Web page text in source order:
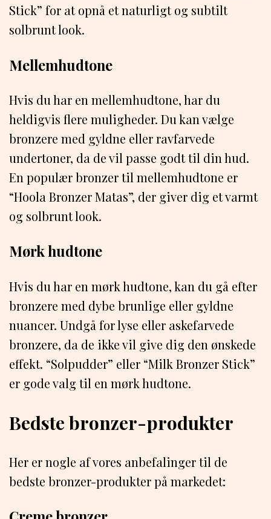
Stick” for at opnå et naturligt og subtilt
solbrunt look.
Mellemhudtone
Hvis du har en mellemhudtone, har du
heldigvis flere muligheder. Du kan vælge
bronzere med gyldne eller ravfarvede
undertoner, da de vil passe godt til din hud.
En populær bronzer til mellemhudtone er
“Hoola Bronzer Matas”, der giver dig et varmt
og solbrunt look.
Mørk hudtone
Hvis du har en mørk hudtone, kan du gå efter
bronzere med dybe brunlige eller gyldne
nuancer. Undgå for lyse eller askefarvede
bronzere, da de ikke vil give dig den ønskede
effekt. “Solpudder” eller “Milk Bronzer Stick”
er gode valg til en mørk hudtone.
Bedste bronzer-produkter
Her er nogle af vores anbefalinger til de
bedste bronzer-produkter på markedet: